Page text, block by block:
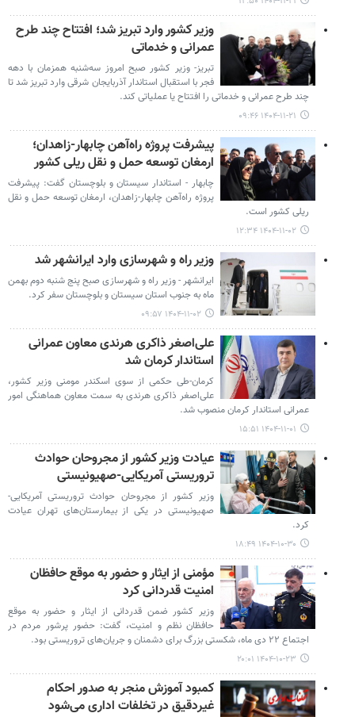
وزیر کشور وارد تبریز شد؛ افتتاح چند طرح
عمرانی و خدماتی
تبریز- وزیر کشور صبح امروز سه‌شنبه همزمان با دهه
فجر با استقبال استاندار آذربایجان شرقی وارد تبریز شد تا
چند طرح عمرانی و خدماتی را افتتاح یا عملیاتی کند.
۱۴۰۴-۱۱-۲۱ ۰۹:۴۶
پیشرفت پروژه راه‌آهن چابهار-زاهدان؛
ارمغان توسعه حمل و نقل ریلی کشور
چابهار - استاندار سیستان و بلوچستان گفت: پیشرفت
پروژه راه‌آهن چابهار-زاهدان، ارمغان توسعه حمل و نقل
ریلی کشور است.
۱۴۰۴-۱۱-۰۲ ۱۲:۳۴
وزیر راه و شهرسازی وارد ایرانشهر شد
ایرانشهر - وزیر راه و شهرسازی صبح پنج شنبه دوم بهمن
ماه به جنوب استان سیستان و بلوچستان سفر کرد.
۱۴۰۴-۱۱-۰۲ ۰۹:۵۷
علی‌اصغر ذاکری هرندی معاون عمرانی
استاندار کرمان شد
کرمان-طی حکمی از سوی اسکندر مومنی وزیر کشور،
علی‌اصغر ذاکری هرندی به سمت معاون هماهنگی امور
عمرانی استاندار کرمان منصوب شد.
۱۴۰۴-۱۱-۰۱ ۱۵:۵۱
عیادت وزیر کشور از مجروحان حوادث
تروریستی آمریکایی-صهیونیستی
وزیر کشور از مجروحان حوادث تروریستی آمریکایی-
صهیونیستی در یکی از بیمارستان‌های تهران عیادت
کرد.
۱۴۰۴-۱۰-۳۰ ۱۸:۴۹
مؤمنی از ایثار و حضور به موقع حافظان
امنیت قدردانی کرد
وزیر کشور ضمن قدردانی از ایثار و حضور به موقع
حافظان نظم و امنیت، گفت: حضور پرشور مردم در
اجتماع ۲۲ دی ماه، شکستی بزرگ برای دشمنان و جریان‌های تروریستی بود.
۱۴۰۴-۱۰-۲۳ ۲۰:۰۱
کمبود آموزش منجر به صدور احکام
غیردقیق در تخلفات اداری می‌شود